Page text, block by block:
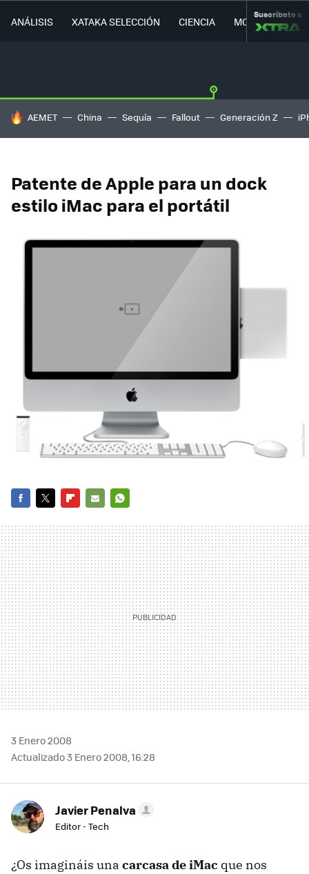
ANÁLISIS XATAKA SELECCIÓN CIENCIA MOVILIDAD
Suscríbete a
HOY SE HABLA DE
AEMET China Sequía Fallout Generación Z
Patente de Apple para un dock
estilo iMac para el portátil
MAIL
3 Enero 2008
Actualizado 3 Enero 2008, 16:28
Javier Penalva
Editor - Tech
¿Os imagináis una carcasa de iMac que nos